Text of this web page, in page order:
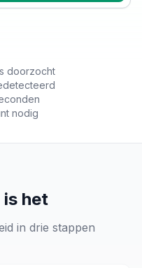
doorzocht
nodig
is het
in drie stappen